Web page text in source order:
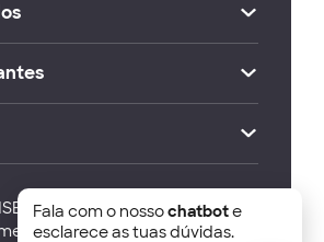
Lisbon School of Economics
2026
Fala com o nossochatbote
esclarece as tuas dúvidas.